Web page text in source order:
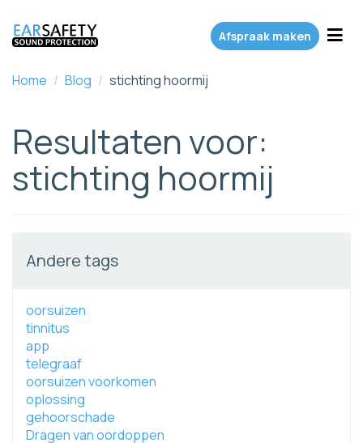
Afspraak maken
Home / Blog / stichting hoormij
Resultaten voor:
stichting hoormij
Andere tags
oorsuizen
tinnitus
app
telegraaf
oorsuizen voorkomen
oplossing
gehoorschade
Dragen van oordoppen